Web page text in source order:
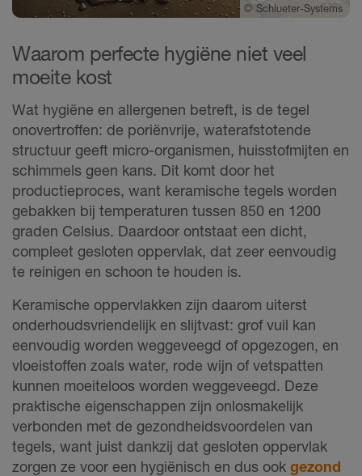
© Schlueter-Systems
Waarom perfecte hygiëne niet veel
moeite kost
Wat hygiëne en allergenen betreft, is de tegel
onovertroffen: de poriënvrije, waterafstotende
structuur geeft micro-organismen, huisstofmijten en
schimmels geen kans. Dit komt door het
productieproces, want keramische tegels worden
gebakken bij temperaturen tussen 850 en 1200
graden Celsius. Daardoor ontstaat een dicht,
compleet gesloten oppervlak, dat zeer eenvoudig
te reinigen en schoon te houden is.
Keramische oppervlakken zijn daarom uiterst
onderhoudsvriendelijk en slijtvast: grof vuil kan
eenvoudig worden weggeveegd of opgezogen, en
vloeistoffen zoals water, rode wijn of vetspatten
kunnen moeiteloos worden weggeveegd. Deze
praktische eigenschappen zijn onlosmakelijk
verbonden met de gezondheidsvoordelen van
tegels, want juist dankzij dat gesloten oppervlak
zorgen ze voor een hygiënisch en dus ook gezond